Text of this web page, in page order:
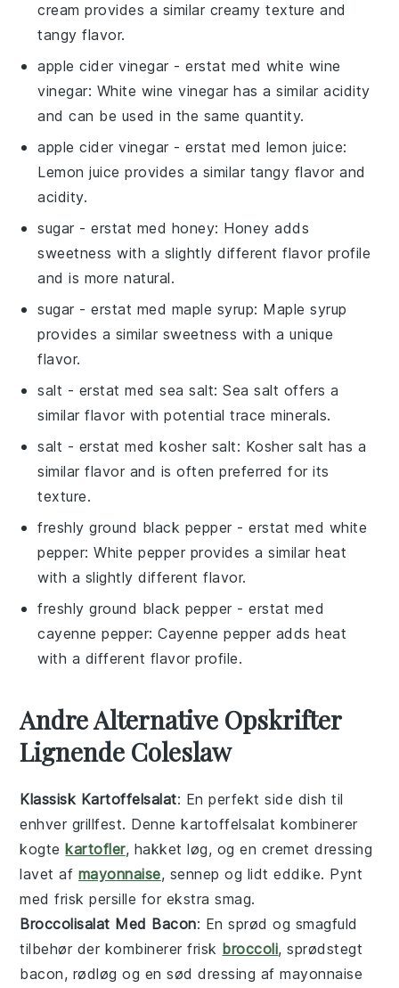
cream provides a similar creamy texture and
tangy flavor.
apple cider vinegar - erstat med white wine
vinegar: White wine vinegar has a similar acidity
and can be used in the same quantity.
apple cider vinegar - erstat med lemon juice:
Lemon juice provides a similar tangy flavor and
acidity.
sugar - erstat med honey: Honey adds
sweetness with a slightly different flavor profile
and is more natural.
sugar - erstat med maple syrup: Maple syrup
provides a similar sweetness with a unique
flavor.
salt - erstat medsea salt: Sea salt offers a
similar flavor with potential trace minerals.
salt - erstat medkosher salt: Kosher salt has a
similar flavor and is often preferred for its
texture.
freshly ground black pepper - erstat med white
pepper: White pepper provides a similar heat
with a slightly different flavor.
freshly ground black pepper - erstat med
cayenne pepper: Cayenne pepper adds heat
with a different flavor profile.
Andre Alternative Opskrifter
Lignende Coleslaw
Klassisk Kartoffelsalat: En perfektside dish til
enhver grillfest. Denne kartoffelsalat kombinerer
kogtekartofler, hakket løg, og en cremet dressing
lavet af mayonnaise, sennep og lidt eddike. Pynt
med frisk persille for ekstra smag.
Broccolisalat Med Bacon: En sprød og smagfuld
tilbehør der kombinerer frisk broccoli, sprødstegt
bacon, rødløg og en sød dressing af mayonnaise